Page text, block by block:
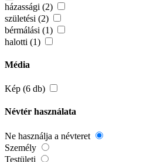
házassági (2)
születési (2)
bérmálási (1)
halotti (1)
Média
Kép (6 db)
Névtér használata
Ne használja a névteret
Személy
Testületi